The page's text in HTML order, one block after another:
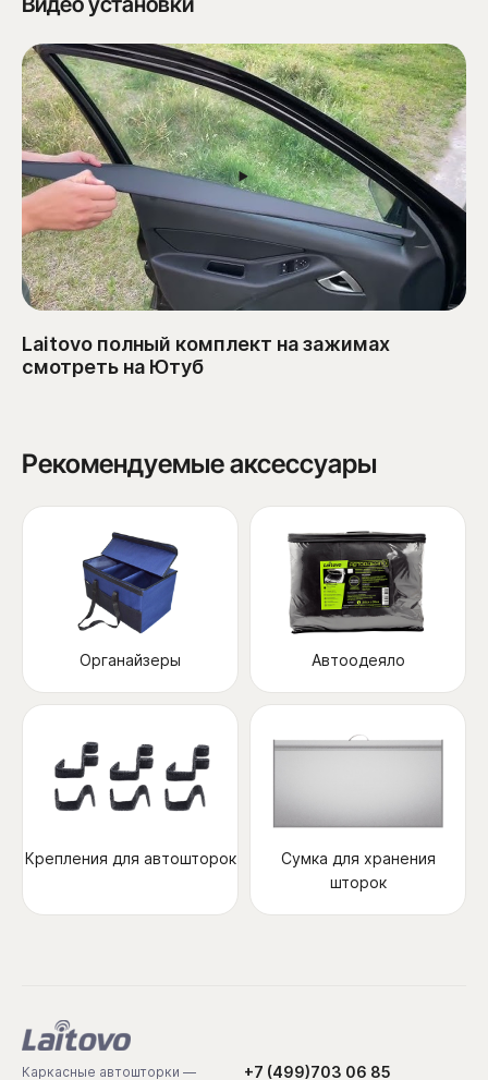
Laitovo полный комплект на зажимах
смотреть на Ютуб
Рекомендуемые аксессуары
Органайзеры Автоодеяло
Крепления для автошторок
Сумка для хранения
шторок
Каркасные автошторки — +7 (499)703 06 85